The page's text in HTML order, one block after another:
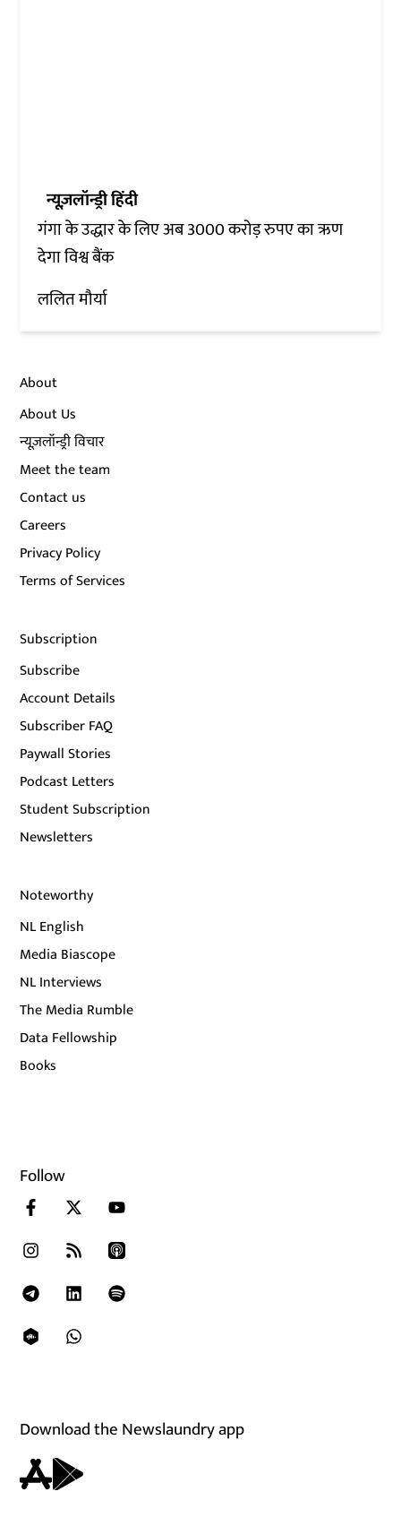
न्यूज़लॉन्ड्री हिंदी
गंगा के उद्धार के लिए अब 3000 करोड़ रुपए का ऋण
देगा विश्व बैंक
ललित मौर्या
About
About Us
न्यूज़लॉन्ड्री विचार
Meet the team
Contact us
Careers
Privacy Policy
Terms of Services
Subscription
Subscribe
Account Details
Subscriber FAQ
Paywall Stories
Podcast Letters
Student Subscription
Newsletters
Noteworthy
NL English
Media Biascope
NL Interviews
The Media Rumble
Data Fellowship
Books
Follow
Download the Newslaundry app